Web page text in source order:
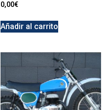
0,00€
Añadir al carrito